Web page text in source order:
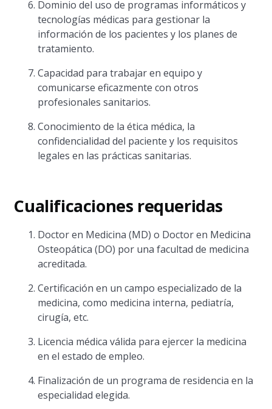
Dominio del uso de programas informáticos y
tecnologías médicas para gestionar la
información de los pacientes y los planes de
tratamiento.
Capacidad para trabajar en equipo y
comunicarse eficazmente con otros
profesionales sanitarios.
Conocimiento de la ética médica, la
confidencialidad del paciente y los requisitos
legales en las prácticas sanitarias.
Cualificaciones requeridas
Doctor en Medicina (MD) o Doctor en Medicina
Osteopática (DO) por una facultad de medicina
acreditada.
Certificación en un campo especializado de la
medicina, como medicina interna, pediatría,
cirugía, etc.
Licencia médica válida para ejercer la medicina
en el estado de empleo.
Finalización de un programa de residencia en la
especialidad elegida.